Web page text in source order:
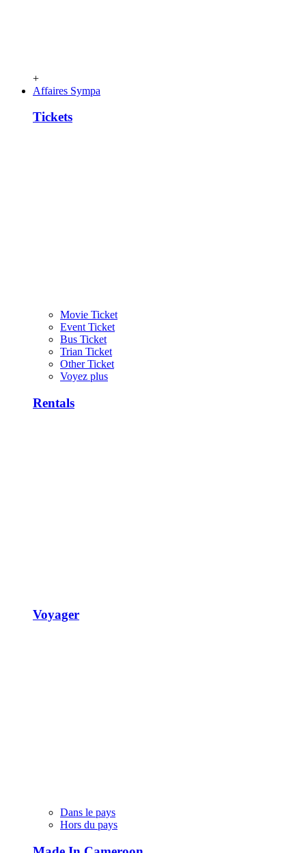
+
Affaires Sympa
Tickets
Movie Ticket
Event Ticket
Bus Ticket
Trian Ticket
Other Ticket
Voyez plus
Rentals
Voyager
Dans le pays
Hors du pays